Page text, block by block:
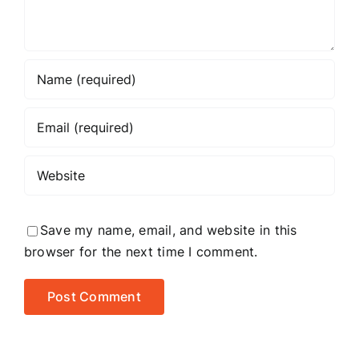
Save my name, email, and website in this
browser for the next time I comment.